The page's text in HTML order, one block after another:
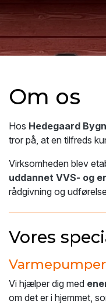
Om os
Hos Hedegaard
tror på, at en tilfreds
Virksomheden blev
uddannet VVS- og
rådgivning og
Vores
Varmepumper
Vi hjælper dig med
om det er i hjemmet,